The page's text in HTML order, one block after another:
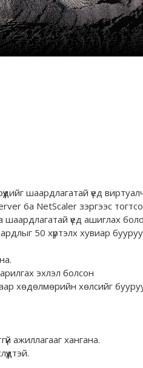
шаардлагатай үед
6a NetScaler зэргээс
шаардлагатай үед ашиглах
50 хүртэлх хувиар
эхлэл болсон
хөдөлмөрийн хөлсийг
ажиллагааг хангана.